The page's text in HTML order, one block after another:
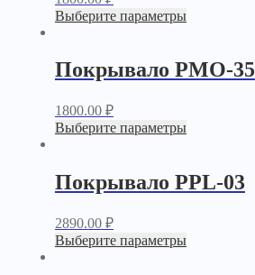
Выберите параметры
Покрывало PМО-35
1800.00 ₽
Выберите параметры
Покрывало PPL-03
2890.00 ₽
Выберите параметры